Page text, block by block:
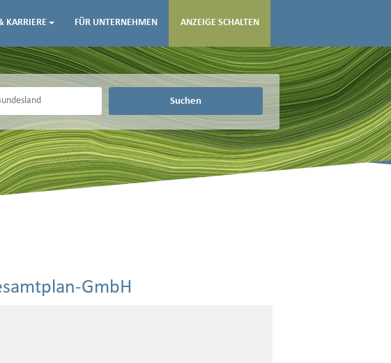
KARRIERE FÜR UNTERNEHMEN ANZEIGE SCHALTEN
Suchen
GmbH